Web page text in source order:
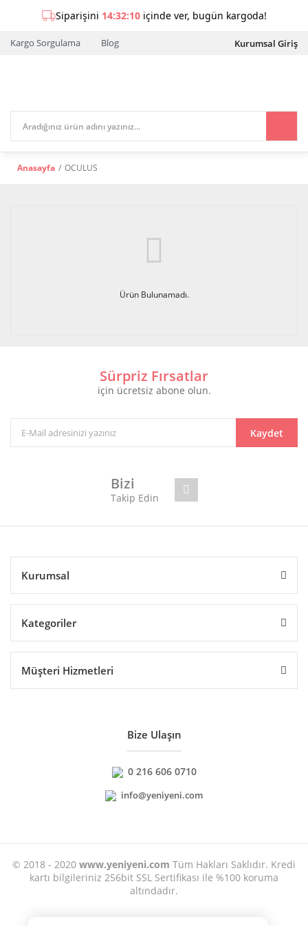
Kargo Sorgulama Blog Kurumsal Giriş
Anasayfa OCULUS
Ürün Bulunamadı.
Sürpriz Fırsatlar
için ücretsiz abone olun.
Kaydet
Bizi
Takip Edin
Kurumsal
Kategoriler
Müşteri Hizmetleri
Bize Ulaşın
0 216 606 0710
info@yeniyeni.com
© 2018 - 2020 www.yeniyeni.com Tüm Hakları Saklıdır. Kredi
kartı bilgileriniz 256bit SSL Sertifikası ile %100 koruma
altındadır.